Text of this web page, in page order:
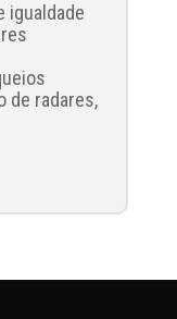
igualdade
de radares,